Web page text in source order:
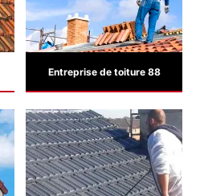
Entreprise de toiture 88